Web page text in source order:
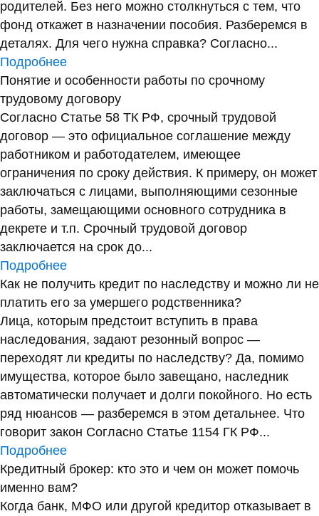
родителей. Без него можно столкнуться с тем, что
фонд откажет в назначении пособия. Разберемся в
деталях. Для чего нужна справка? Согласно...
Подробнее
Понятие и особенности работы по срочному
трудовому договору
Согласно Статье 58 ТК РФ, срочный трудовой
договор — это официальное соглашение между
работником и работодателем, имеющее
ограничения по сроку действия. К примеру, он может
заключаться с лицами, выполняющими сезонные
работы, замещающими основного сотрудника в
декрете и т.п. Срочный трудовой договор
заключается на срок до...
Подробнее
Как не получить кредит по наследству и можно ли не
платить его за умершего родственника?
Лица, которым предстоит вступить в права
наследования, задают резонный вопрос —
переходят ли кредиты по наследству? Да, помимо
имущества, которое было завещано, наследник
автоматически получает и долги покойного. Но есть
ряд нюансов — разберемся в этом детальнее. Что
говорит закон Согласно Статье 1154 ГК РФ...
Подробнее
Кредитный брокер: кто это и чем он может помочь
именно вам?
Когда банк, МФО или другой кредитор отказывает в